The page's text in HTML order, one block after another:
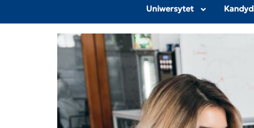
Uniwersytet